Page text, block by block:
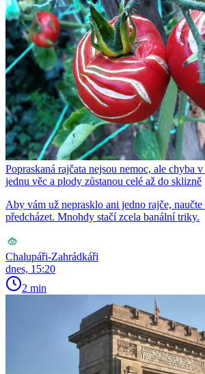
Popraskaná rajčata nejsou nemoc, ale chyba
jednu věc a plody zůstanou celé až do sklizně
Aby vám už neprasklo ani jedno rajče,
předcházet. Mnohdy stačí zcela banální triky.
Chalupáři-Zahrádkáři
dnes, 15:20
2 min